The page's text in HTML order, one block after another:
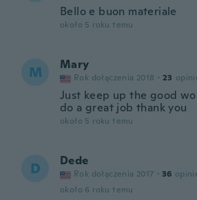
Bello e buon materiale
około 5 roku temu
M Mary
Rok dołączenia 2018 · 23
Just keep up the good
do a great job thank you
około 5 roku temu
D Dede
Rok dołączenia 2017 · 36
około 6 roku temu